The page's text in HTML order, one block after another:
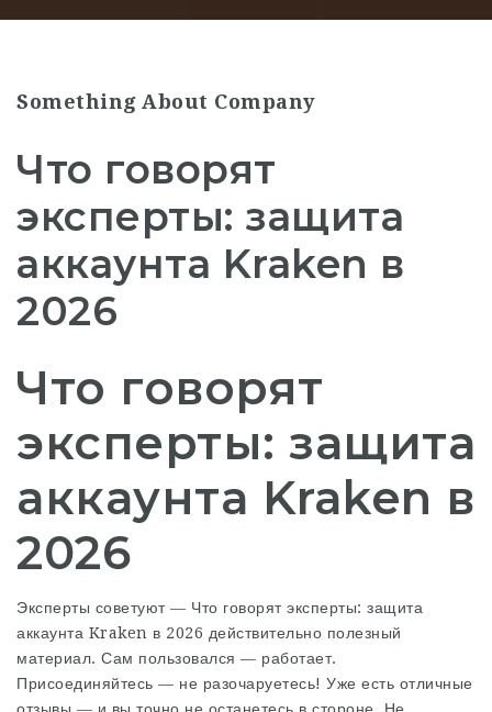
Something About Company
Что говорят
эксперты: защита
аккаунта Kraken в
2026
Что говорят
эксперты: защита
аккаунта Kraken в
2026
Эксперты советуют — Что говорят эксперты: защита
аккаунта Kraken в 2026 действительно полезный
материал. Сам пользовался — работает.
Присоединяйтесь — не разочаруетесь! Уже есть отличные